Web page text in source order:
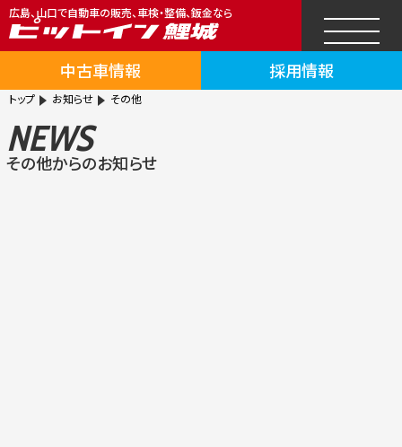
広島、山口で自動車の販売、車検・整備、鈑金なら
中古車情報 採用情報
トップ お知らせ その他
NEWS
その他からのお知らせ